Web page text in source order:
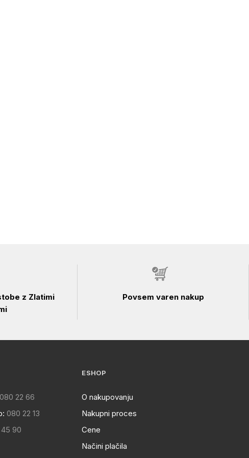
z Zlatimi
Povsem varen nakup
080 22 66
080 22 13
45 90
ESHOP
O nakupovanju
Nakupni proces
Cene
Načini plačila